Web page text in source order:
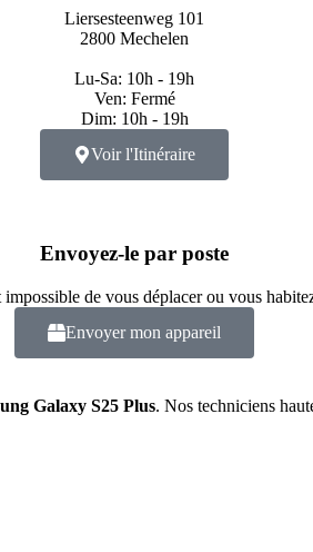
Liersesteenweg 101
2800 Mechelen
Lu-Sa: 10h - 19h
Ven: Fermé
Dim: 10h - 19h
Voir l'Itinéraire
Envoyez-le par poste
de vous déplacer ou vous
Envoyer mon appareil
Galaxy S25 Plus. Nos techniciens